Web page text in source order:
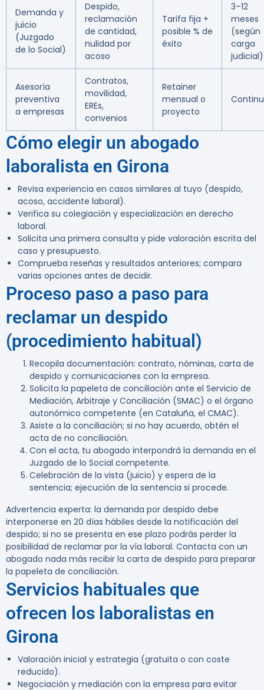
Demanda y
juicio
(Juzgado
de lo Social)
Despido,
reclamación
de cantidad,
nulidad por
acoso
Tarifa fija +
posible % de
éxito
3–12
meses
(según
carga
judicial)
Asesoría
preventiva
a empresas
Contratos,
movilidad,
EREs,
convenios
Retainer
mensual o
proyecto
Cómo elegir un abogado
laboralista en Girona
Revisa experiencia en casos similares al tuyo (despido,
acoso, accidente laboral).
Verifica su colegiación y especialización en derecho
laboral.
Solicita una primera consulta y pide valoración escrita del
caso y presupuesto.
Comprueba reseñas y resultados anteriores; compara
varias opciones antes de decidir.
Proceso paso a paso para
reclamar un despido
(procedimiento habitual)
Recopila documentación: contrato, nóminas, carta de
despido y comunicaciones con la empresa.
Solicita la papeleta de conciliación ante el Servicio de
Mediación, Arbitraje y Conciliación (SMAC) o el órgano
autonómico competente (en Cataluña, el CMAC).
Asiste a la conciliación; si no hay acuerdo, obtén el
acta de no conciliación.
Con el acta, tu abogado interpondrá la demanda en el
Juzgado de lo Social competente.
Celebración de la vista (juicio) y espera de la
sentencia; ejecución de la sentencia si procede.
Advertencia experta: la demanda por despido debe
interponerse en 20 días hábiles desde la notificación del
despido; si no se presenta en ese plazo podrás perder la
posibilidad de reclamar por la vía laboral. Contacta con un
abogado nada más recibir la carta de despido para preparar
la papeleta de conciliación.
Servicios habituales que
ofrecen los laboralistas en
Girona
Valoración inicial y estrategia (gratuita o con coste
reducido).
Negociación y mediación con la empresa para evitar